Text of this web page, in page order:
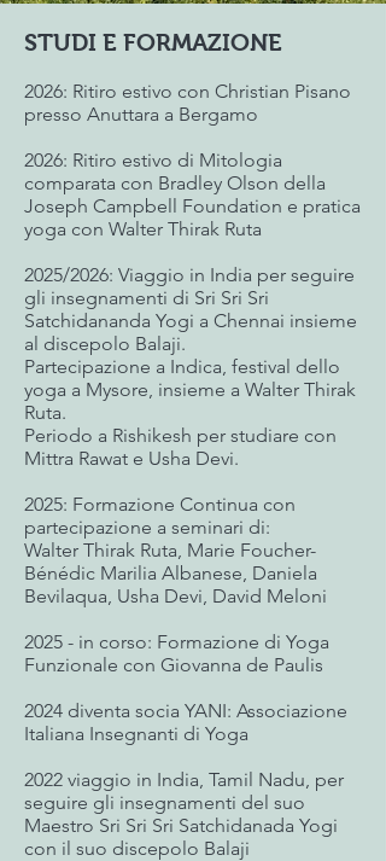
STUDI E FORMAZIONE​
2026: Ritiro estivo con Christian Pisano
presso Anuttara a Bergamo
2026: Ritiro estivo di Mitologia
comparata con Bradley Olson della
Joseph Campbell Foundation e pratica
yoga con Walter Thirak Ruta
2025/2026: Viaggio in India per seguire
gli insegnamenti di Sri Sri Sri
Satchidananda Yogi a Chennai insieme
al discepolo Balaji.
Partecipazione a Indica, festival dello
yoga a Mysore, insieme a Walter Thirak
Ruta.
Periodo a Rishikesh per studiare con
Mittra Rawat e Usha Devi.
2025: Formazione Continua con
partecipazione a seminari di:
Walter Thirak Ruta, Marie Foucher-
Bénédic Marilia Albanese, Daniela
Bevilaqua, Usha Devi, David Meloni
2025 - in corso: Formazione di Yoga
Funzionale con Giovanna de Paulis
2024 diventa socia YANI: Associazione
Italiana Insegnanti di Yoga
2022 viaggio in India, Tamil Nadu, per
seguire gli insegnamenti del suo
Maestro Sri Sri Sri Satchidanada Yogi
con il suo discepolo Balaji